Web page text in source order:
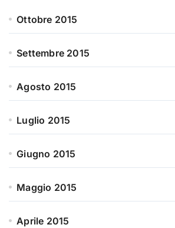
Ottobre 2015
Settembre 2015
Agosto 2015
Luglio 2015
Giugno 2015
Maggio 2015
Aprile 2015